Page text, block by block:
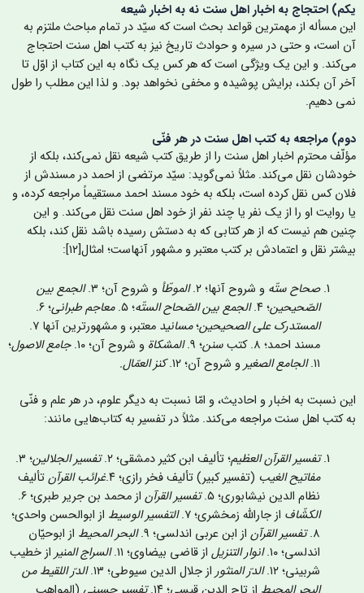
احتجاج به اخبار اهل سنت نه به اخبار شیعه
مسأله از مهمترین قواعد بحث است که سیّد در تمام مباحث ملتزم به
است، و حتی در سیره و حوادث تاریخ نیز به کتب اهل سنت احتجاج
و این یک ویژگی است که هر کس یک نگاه به این کتاب از اوّل تا
آن بکند، برایش پوشیده و مخفی نخواهد بود. و لذا این مطلب را طول
دهیم.
مراجعه به کتب اهل سنت در هر فنّی
محترم اخبار اهل سنت را از طریق کتب شیعه نقل نمی‌کند، بلکه از
نقل می‌کند. مثلاً نمی‌گوید: سیّد مرتضی از احمد در مسندش از
کس نقل کرده است، بلکه به خود مسند احمد مستقیماً مراجعه کرده، و
روایت او را از یک نفر یا چند نفر از خود اهل سنت نقل می‌کند. و این
هم نیست که از هر کتابی که به دستش رسیده باشد نقل کند، بلکه
نقل و اعتمادش بر کتب معتبر و مشهور آنهاست؛ امثال[۱۲]:
صحاح ستّهو شروح آنها؛ ٢. الموطّأو شروح آن؛ ٣.
الجمع بين
الصّحيحين؛ ۴. الجمع بين الصّحاح الستّه؛ ۵. معاجم طبرانی؛ ۶.
المستدرک علی الصحیحین؛مسانید
معتبر، و مشهورترین آنها ۷.
مسند احمد؛ ۸. کتب
سنن؛ ۹. المشکاةو شروح آن؛ ۱۰. جامع الاصول؛
الجامع الصغيرو شروح آن؛ ۱۲.
کنز العمّال.
نسبت به اخبار و احادیث، و امّا نسبت به دیگر علوم، در هر علم و فنّی
کتب اهل سنت مراجعه می‌کند. مثلاً در تفسیر به کتاب‌‌هایی مانند:
تفسير القرآن العظيم؛ تأليف ابن کثیر دمشقی؛ ۲. تفسير الجلالين؛ ۳.
مفاتيح الغيب(تفسیر کبیر) تأليف فخر رازی؛ ۴. غرائب القرآنتأليف
نظام الدین نیشابوری؛ ۵.
تفسير القرآناز محمد بن جریر طبری؛ ۶.
الکشّافاز جارالله زمخشری؛ ٧. التفسير الوسيطاز ابوالحسن واحدی؛
تفسير القرآناز ابن عربی اندلسی؛ ۹. البحر المحيطاز ابوحیّان
اندلسی؛ ۱۰.
انوار التنزیلاز قاضی بیضاوی؛ ۱۱. السراج المنيراز خطیب
شربینی؛ ۱۲.
الدرّ المنثوراز جلال الدین سیوطی؛ ۱۳.
الدرّ اللقيط من